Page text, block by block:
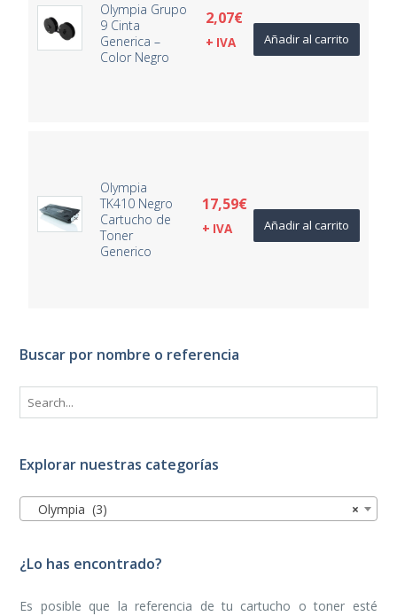
Olympia Grupo
9 Cinta
Generica –
Color Negro
2,07€
+ IVA Añadir al carrito
Olympia
TK410 Negro
Cartucho de
Toner
Generico
17,59€
+ IVA Añadir al carrito
Buscar por nombre o referencia
Explorar nuestras categorías
×
Olympia (3)
¿Lo has encontrado?
Es posible que la referencia de tu cartucho o toner esté